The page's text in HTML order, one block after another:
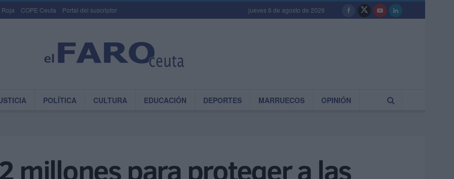
Roja COPE Ceuta Portal del suscriptor jueves 6 de agosto de 2026
POLÍTICA CULTURA EDUCACIÓN DEPORTES MARRUECOS OPINIÓN
millones para proteger a las